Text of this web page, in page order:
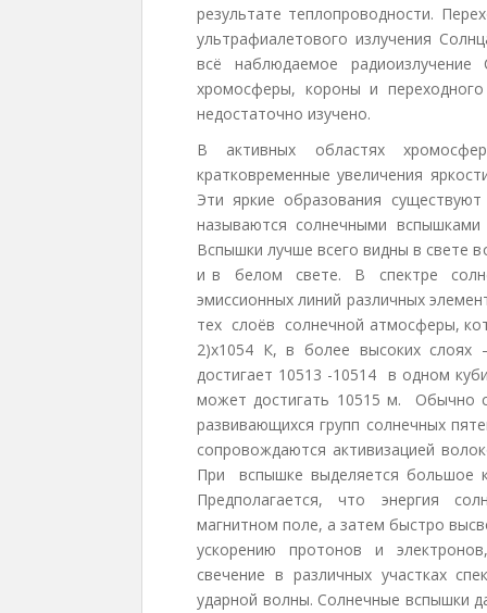
результате теплопроводности.
ультрафиалетового излучения
всё наблюдаемое
хромосферы, короны и
недостаточно изучено.
В активных областях
кратковременные увеличения
Эти яркие образования
называются солнечными
Вспышки лучше всего видны в свете
и в белом свете. В спектре
эмиссионных линий различных
тех слоёв солнечной атмосферы,
2)х1054 К, в более высоких
достигает 10513 -10514 в одном
может достигать 10515 м. Обычно
развивающихся групп солнечных
сопровождаются активизацией
При вспышке выделяется большое
Предполагается, что энергия
магнитном поле, а затем быстро
ускорению протонов и
свечение в различных участках
ударной волны. Солнечные вспышки